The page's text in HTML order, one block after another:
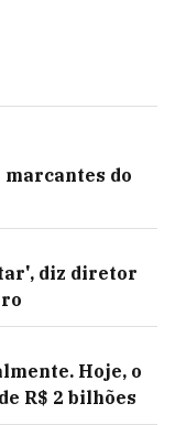
marcantes do
diz diretor
Hoje, o
R$ 2 bilhões